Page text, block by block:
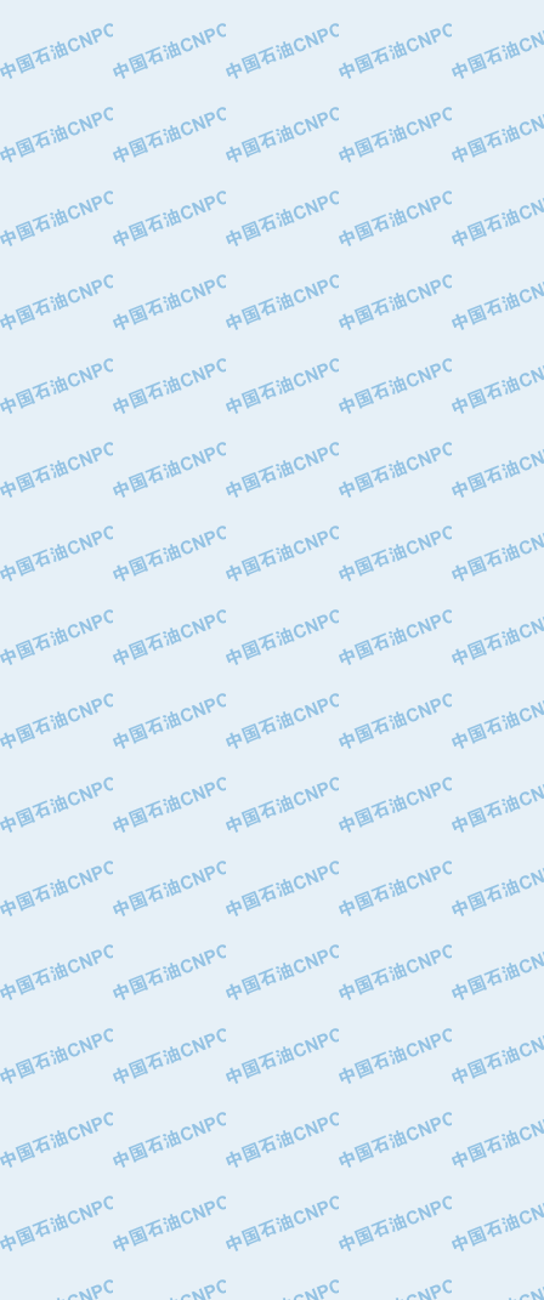
·中国石油锦西石化分公司
·大港油田集团有限责任公司
·深圳市肯多斯实业发展有限公司
·山东墨龙石油机械股份有限公司
·无锡西姆莱斯石油专用管制造有限公
·武汉钢铁（集团）公司
·马鞍山钢铁股份有限公司
·中国石油天然气股份有限公司兰州石
·中国石化茂名石化分公司
·中国石油大港油田分公司
·靖江市天和泵业有限公司
·中油油气勘探软件国家工程研究中心
·西安长庆钻宇集团咸阳石化有限公司
·新疆新冠控制系统工程有限公司
·新疆安维消防设施器材有限公司
·华北石油津工机械制造有限公司
·上海山武控制仪表有限公司
·上海赛科石油化工有限责任公司
·上海高桥石化
·中国石化扬子石油化工股份有限公司
·中国石化长岭炼化公司
·中国石油长庆油田分公司
·山东墨龙石油机械股份有限公司
·大庆油田物资集团
·南阳防爆集团有限公司
·乳山市力久特种电机有限公司
·无锡西姆莱斯石油专用管制造有限公
·沈阳全密封变压器股份有限公司
·河北华北石油天成实业集团有限公司
·特变电工股份有限公司
·中国石化镇海炼油化工股份有限公司
·重庆川东阀门制造有限公司
·三明高中压阀门有限公司
·宁波永泰塑料机械有限公司宁波高压
·上海人民企业集团有限公司